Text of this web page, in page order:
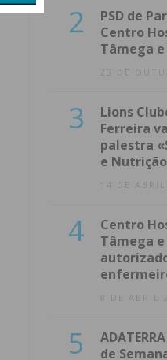
2
PSD de
Centro
Tâmega e
23 DE
3
Lions
Ferreira
palestra
e
14 DE ABRIL
4
Centro
Tâmega e
8 DE ABRIL
5
de